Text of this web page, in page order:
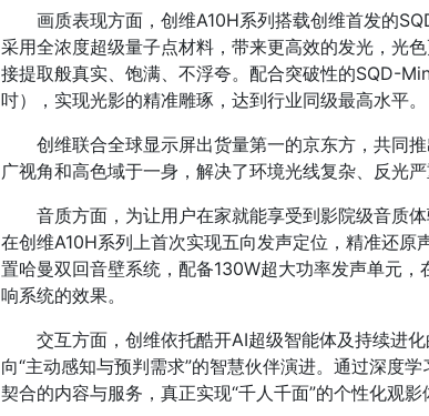
画质表现方面，创维A10H系列搭载创维首发的
采用全浓度超级量子点材料，带来更高效的发光，光
接提取般真实、饱满、不浮夸。配合突破性的SQD-
吋），实现光影的精准雕琢，达到行业同级最高水平。
创维联合全球显示屏出货量第一的京东方，共同
广视角和高色域于一身，解决了环境光线复杂、反光
音质方面，为让用户在家就能享受到影院级音质
在创维A10H系列上首次实现五向发声定位，精准还
置哈曼双回音壁系统，配备130W超大功率发声单元
响系统的效果。
交互方面，创维依托酷开AI超级智能体及持续进
向“主动感知与预判需求”的智慧伙伴演进。通过深度
契合的内容与服务，真正实现“千人千面”的个性化观影